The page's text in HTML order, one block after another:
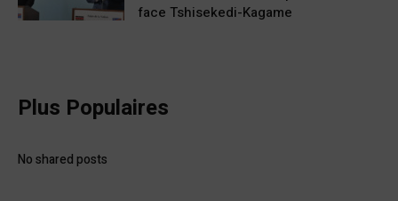
face Tshisekedi-Kagame
Plus Populaires
No shared posts